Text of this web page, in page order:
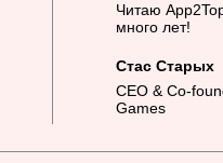
Читаю
много лет!
Стас Старых
CEO & Co-
Games